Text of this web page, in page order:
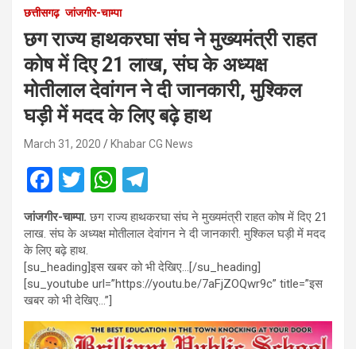
छत्तीसगढ़ जांजगीर-चाम्पा
छग राज्य हाथकरघा संघ ने मुख्यमंत्री राहत
कोष में दिए 21 लाख, संघ के अध्यक्ष
मोतीलाल देवांगन ने दी जानकारी, मुश्किल
घड़ी में मदद के लिए बढ़े हाथ
March 31, 2020 Khabar CG News
F
a
ce
b
o
o
k
T
wi
tt
er
W
h
at
s
A
p
el
e
gr
a
जांजगीर-चाम्पा. छग राज्य हाथकरघा संघ ने मुख्यमंत्री राहत कोष में दिए 21
लाख. संघ के अध्यक्ष मोतीलाल देवांगन ने दी जानकारी. मुश्किल घड़ी में मदद
के लिए बढ़े हाथ.
[su_heading]इस खबर को भी देखिए…[/su_heading]
[su_youtube url=”https://youtu.be/7aFjZOQwr9c” title=”इस
खबर को भी देखिए…”]